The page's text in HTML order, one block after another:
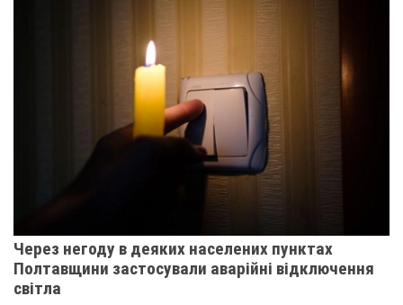
Через негоду в деяких населених пунктах
Полтавщини застосували аварійні відключення
світла